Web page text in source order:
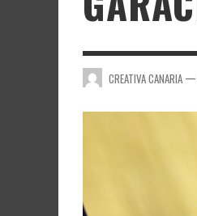
CREATIVA CANARIA —